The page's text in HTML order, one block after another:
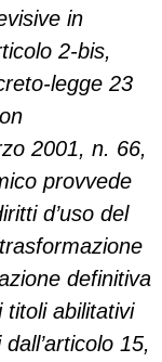
in
2-bis,
legge 23
2001, n. 66,
provvede
d’uso del
definitiva
titoli abilitativi
15,